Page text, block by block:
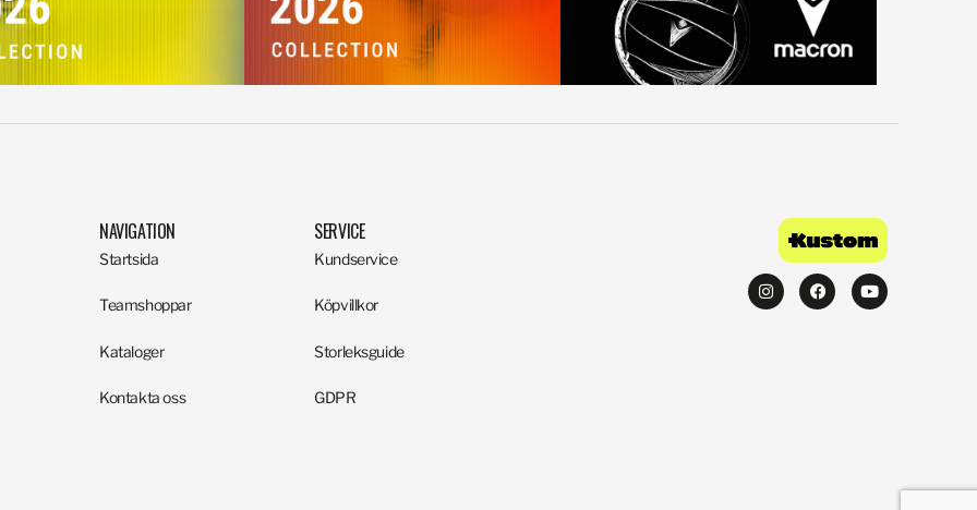
NAVIGATION
Startsida
Teamshoppar
Kataloger
Kontakta oss
SERVICE
Kundservice
Köpvillkor
Storleksguide
GDPR